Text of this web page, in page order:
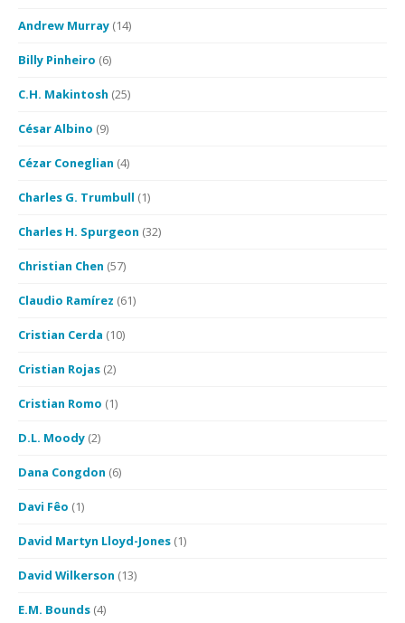
Andrew Murray (14)
Billy Pinheiro (6)
C.H. Makintosh (25)
César Albino (9)
Cézar Coneglian (4)
Charles G. Trumbull (1)
Charles H. Spurgeon (32)
Christian Chen (57)
Claudio Ramírez (61)
Cristian Cerda (10)
Cristian Rojas (2)
Cristian Romo (1)
D.L. Moody (2)
Dana Congdon (6)
Davi Fêo (1)
David Martyn Lloyd-Jones (1)
David Wilkerson (13)
E.M. Bounds (4)